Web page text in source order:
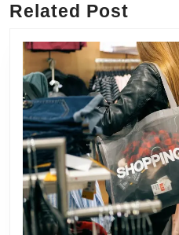
Previous
Related Post